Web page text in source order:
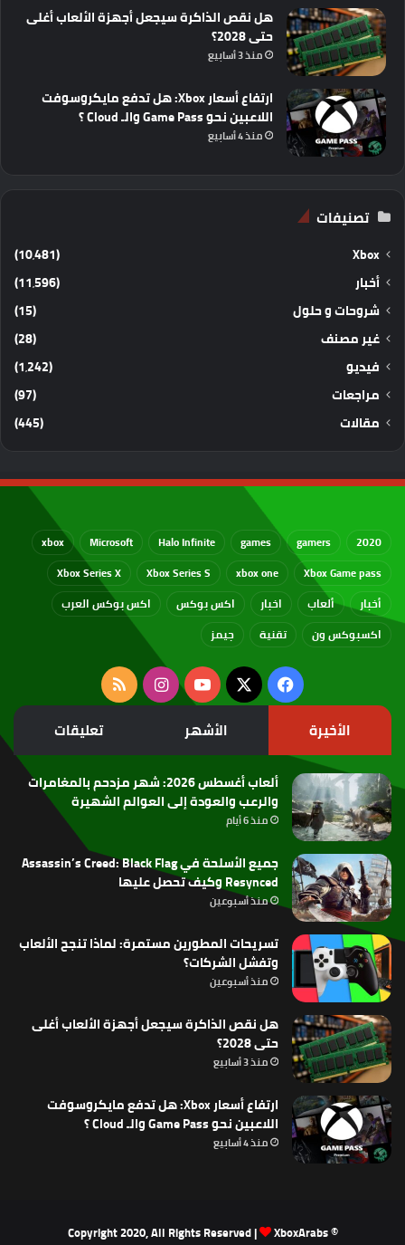
هل نقص الذاكرة سيجعل أجهزة الألعاب أغلى
حتى 2028؟
منذ 3 أسابيع
ارتفاع أسعار Xbox: هل تدفع مايكروسوفت
اللاعبين نحو Game Pass والـ Cloud ؟
منذ 4 أسابيع
تصنيفات
Xbox
(10٬481)
أخبار
(11٬596)
شروحات و حلول
(15)
غير مصنف
(28)
فيديو
(1٬242)
مراجعات
(97)
مقالات
(445)
2020
gamers
games
Halo Infinite
Microsoft
xbox
Xbox Game pass
xbox one
Xbox Series S
Xbox Series X
أخبار
ألعاب اخبار اكس بوكس
اكس بوكس العرب
اكسبوكس ون
تقنية جيمز
فيسبوك
‫X
‫YouTubeانستقرامملخص
الموقع
RSS
الأخيرة الأشهر تعليقات
ألعاب أغسطس 2026: شهر مزدحم بالمغامرات
والرعب والعودة إلى العوالم الشهيرة
منذ 6 أيام
جميع الأسلحة في Assassin’s Creed: Black Flag
Resynced وكيف تحصل عليها
منذ أسبوعين
تسريحات المطورين مستمرة: لماذا تنجح الألعاب
وتفشل الشركات؟
منذ أسبوعين
هل نقص الذاكرة سيجعل أجهزة الألعاب أغلى
حتى 2028؟
منذ 3 أسابيع
ارتفاع أسعار Xbox: هل تدفع مايكروسوفت
اللاعبين نحو Game Pass والـ Cloud ؟
منذ 4 أسابيع
© Copyright 2020, All Rights Reserved |
XboxArabs